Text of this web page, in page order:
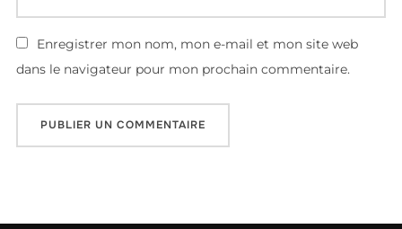
Enregistrer mon nom, mon e-mail et mon site web
dans le navigateur pour mon prochain commentaire.